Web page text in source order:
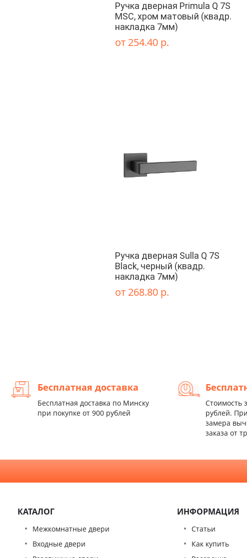
Ручка дверная Primula Q 7S
MSC, хром матовый (квадр.
накладка 7мм)
от 254.40 р.
Ручка дверная Sulla Q 7S
Black, черный (квадр.
накладка 7мм)
от 268.80 р.
Бесплатная доставка
Бесплатная доставка по Минску
при покупке от 900 рублей
Стоимость
рублей.
замера
заказа от
КАТАЛОГ
Межкомнатные двери
Входные двери
ИНФОРМАЦИЯ
Статьи
Как купить